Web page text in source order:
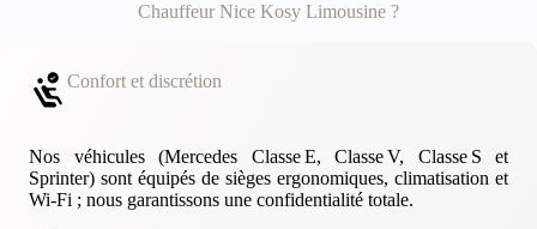
Chauffeur Nice Kosy Limousine ?
Confort et discrétion
Nos véhicules (Mercedes Classe E, Classe V, Classe S et
Sprinter) sont équipés de sièges ergonomiques, climatisation et
Wi‑Fi ; nous garantissons une confidentialité totale.